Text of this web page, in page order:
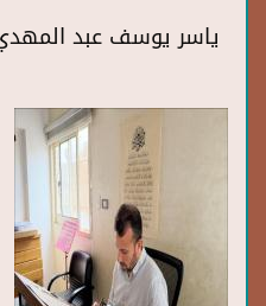
ياسر يوسف عبد